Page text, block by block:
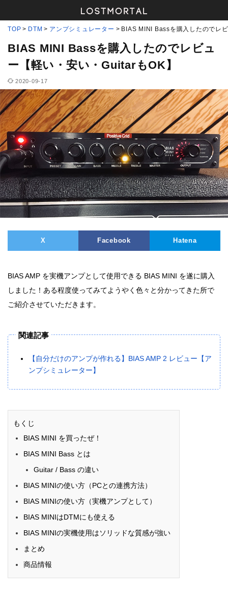
TOP DTM アンプシミュレーター BIAS MINI Bassを購入したのでレ
BIAS MINI Bassを購入したのでレビュ
ー【軽い・安い・GuitarもOK】
2020-09-17
X Facebook Hatena
BIAS AMP を実機アンプとして使用できる BIAS MINI を遂に購入
しました！ある程度使ってみてようやく色々と分かってきた所で
ご紹介させていただきます。
関連記事
【自分だけのアンプが作れる】BIAS AMP 2 レビュー【ア
ンプシミュレーター】
もくじ
BIAS MINI を買ったぜ！
BIAS MINI Bass とは
Guitar / Bass の違い
BIAS MINIの使い方（PCとの連携方法）
BIAS MINIの使い方（実機アンプとして）
BIAS MINIはDTMにも使える
BIAS MINIの実機使用はソリッドな質感が強い
まとめ
商品情報